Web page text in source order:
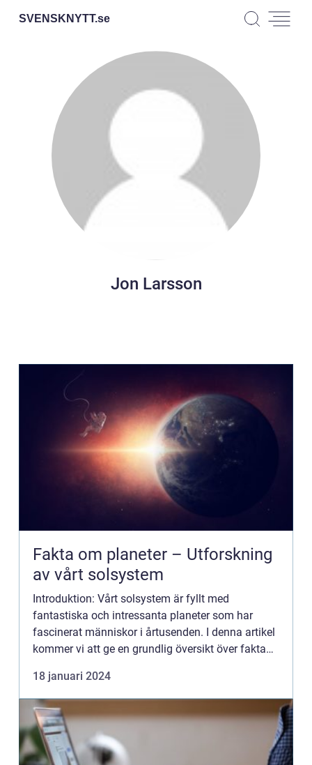
SVENSKNYTT.se
Jon Larsson
Fakta om planeter – Utforskning
av vårt solsystem
Introduktion: Vårt solsystem är fyllt med
fantastiska och intressanta planeter som har
fascinerat människor i årtusenden. I denna artikel
kommer vi att ge en grundlig översikt över fakta
varje planet un...
18 januari 2024